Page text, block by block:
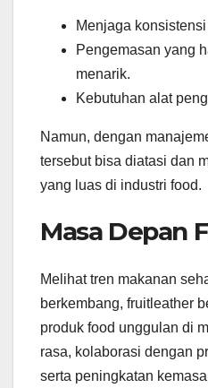
Menjaga
Pengemasan yang
menarik.
Kebutuhan alat
Namun, dengan
tersebut bisa diatasi dan
yang luas di industri food.
Masa Depan
Melihat tren makanan
berkembang, fruitleather
produk food unggulan di
rasa, kolaborasi dengan
serta peningkatan